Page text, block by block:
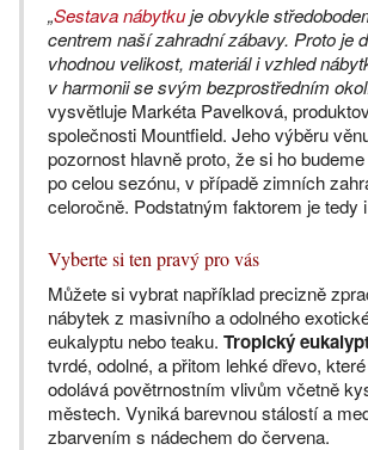
„Sestava nábytkuje obvykle
centrem naší zahradní zábavy. Proto je
vhodnou velikost, materiál i vzhled
v harmonii se svým bezprostředním
vysvětluje Markéta Pavelková,
společnosti Mountfield. Jeho výběru
pozornost hlavně proto, že si ho
po celou sezónu, v případě zimních
celoročně. Podstatným faktorem je tedy
Vyberte si ten pravý pro vás
Můžete si vybrat například precizně
nábytek z masivního a odolného
eukalyptu nebo teaku. Tropický
tvrdé, odolné, a přitom lehké dřevo,
odolává povětrnostním vlivům včetně
městech. Vyniká barevnou stálostí a
zbarvením s nádechem do červena.